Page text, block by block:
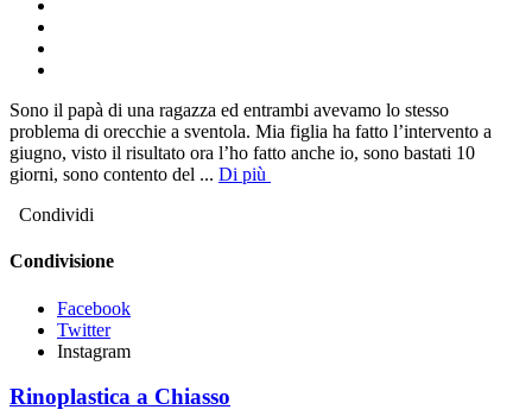
Sono il papà di una ragazza ed entrambi avevamo lo stesso
problema di orecchie a sventola. Mia figlia ha fatto l’intervento a
giugno, visto il risultato ora l’ho fatto anche io, sono bastati 10
giorni, sono contento del ... Di più
Condividi
Condivisione
Facebook
Twitter
Instagram
Rinoplastica a Chiasso